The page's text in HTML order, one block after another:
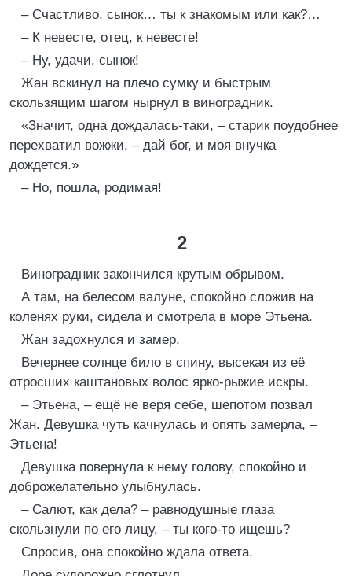
– Счастливо, сынок… ты к знакомым или как?…
– К невесте, отец, к невесте!
– Ну, удачи, сынок!
Жан вскинул на плечо сумку и быстрым
скользящим шагом нырнул в виноградник.
«Значит, одна дождалась-таки, – старик поудобнее
перехватил вожжи, – дай бог, и моя внучка
дождется.»
– Но, пошла, родимая!
2
Виноградник закончился крутым обрывом.
А там, на белесом валуне, спокойно сложив на
коленях руки, сидела и смотрела в море Этьена.
Жан задохнулся и замер.
Вечернее солнце било в спину, высекая из её
отросших каштановых волос ярко-рыжие искры.
– Этьена, – ещё не веря себе, шепотом позвал
Жан. Девушка чуть качнулась и опять замерла, –
Этьена!
Девушка повернула к нему голову, спокойно и
доброжелательно улыбнулась.
– Салют, как дела? – равнодушные глаза
скользнули по его лицу, – ты кого-то ищешь?
Спросив, она спокойно ждала ответа.